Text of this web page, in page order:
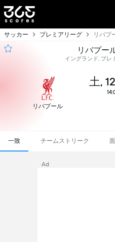
サッカー プレミアリーグ リバプ
リバプー
イングランド, プレ
リバプール
土,
一致 チームストリーク
Ad